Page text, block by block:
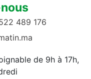
489 176
de 9h à 17h,